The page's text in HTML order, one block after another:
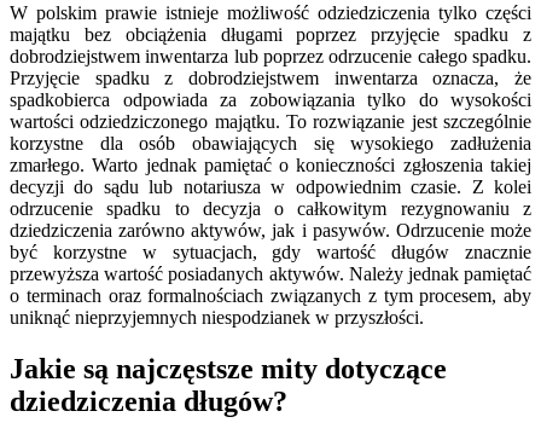
W polskim prawie istnieje możliwość odziedziczenia tylko części
majątku bez obciążenia długami poprzez przyjęcie spadku z
dobrodziejstwem inwentarza lub poprzez odrzucenie całego spadku.
Przyjęcie spadku z dobrodziejstwem inwentarza oznacza, że
spadkobierca odpowiada za zobowiązania tylko do wysokości
wartości odziedziczonego majątku. To rozwiązanie jest szczególnie
korzystne dla osób obawiających się wysokiego zadłużenia
zmarłego. Warto jednak pamiętać o konieczności zgłoszenia takiej
decyzji do sądu lub notariusza w odpowiednim czasie. Z kolei
odrzucenie spadku to decyzja o całkowitym rezygnowaniu z
dziedziczenia zarówno aktywów, jak i pasywów. Odrzucenie może
być korzystne w sytuacjach, gdy wartość długów znacznie
przewyższa wartość posiadanych aktywów. Należy jednak pamiętać
o terminach oraz formalnościach związanych z tym procesem, aby
uniknąć nieprzyjemnych niespodzianek w przyszłości.
Jakie są najczęstsze mity dotyczące
dziedziczenia długów?